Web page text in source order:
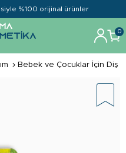
%100 orijinal ürünler
0
Bebek ve Çocuklar İçin Diş